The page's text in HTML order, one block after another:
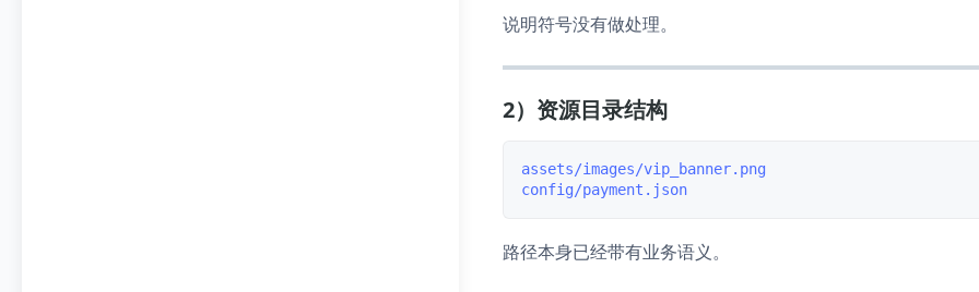
说明符号没有做处理。
2）资源目录结构
assets/images/vip_banner.png
路径本身已经带有业务语义。